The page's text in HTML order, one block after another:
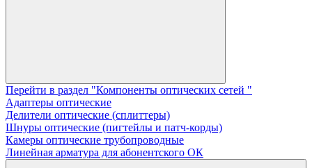
Перейти в раздел "Компоненты оптических сетей "
Адаптеры оптические
Делители оптические (сплиттеры)
Шнуры оптические (пигтейлы и патч-корды)
Камеры оптические трубопроводные
Линейная арматура для абонентского ОК